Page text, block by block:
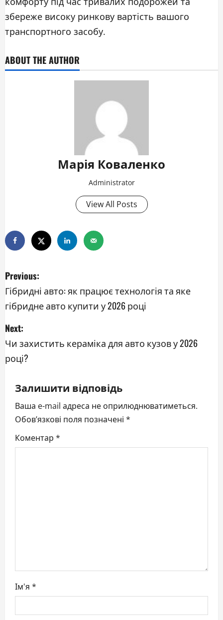
збереже високу ринкову вартість вашого
транспортного засобу.
ABOUT THE AUTHOR
Марія Коваленко
Administrator
View All Posts
P
o
s
t
n
Previous:
Гібридні авто: як працює технологія та яке
гібридне авто купити у 2026 році
Next:
Чи захистить кераміка для авто кузов у 2026
році?
Залишити відповідь
Ваша e-mail адреса не оприлюднюватиметься.
Обов’язкові поля позначені *
Коментар *
Ім'я *